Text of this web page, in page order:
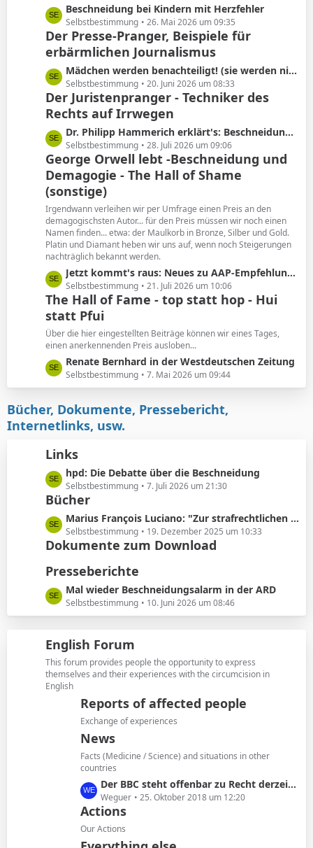
e
L
e
t
z
e
B
e
i
t
r
ä
g
e
Beschneidung bei Kindern mit Herzfehler
Selbstbestimmung 26. Mai 2026 um 09:35
Der Presse-Pranger, Beispiele für
erbärmlichen Journalismus
L
e
t
z
e
B
e
i
t
r
ä
g
e
Mädchen werden benachteiligt! (sie werden nicht beschnitten)
Selbstbestimmung 20. Juni 2026 um 08:33
Der Juristenpranger - Techniker des
Rechts auf Irrwegen
L
e
t
z
t
e
B
e
i
t
r
ä
g
e
Dr. Philipp Hammerich erklärt's: Beschneidung hat keine Spätfolgen!
Selbstbestimmung 28. Juli 2026 um 09:06
George Orwell lebt -Beschneidung und
Demagogie - The Hall of Shame
(sonstige)
Irgendwann verleihen wir per Umfrage einen Preis an den
demagogischsten Autor... für den Preis müssen wir noch einen
Namen finden... etwa: der Maulkorb in Bronze, Silber und Gold.
Platin und Diamant heben wir uns auf, wenn noch Steigerungen
nachträglich bekannt werden.
L
e
t
z
t
e
B
e
i
r
ä
e
Jetzt kommt's raus: Neues zu AAP-Empfehlung von 2012!
Selbstbestimmung 21. Juli 2026 um 10:06
The Hall of Fame - top statt hop - Hui
statt Pfui
Über die hier eingestellten Beiträge können wir eines Tages,
einen anerkennenden Preis ausloben...
L
e
t
t
e
e
i
t
r
ä
g
e
Renate Bernhard in der Westdeutschen Zeitung
Selbstbestimmung 7. Mai 2026 um 09:44
Bücher, Dokumente, Pressebericht,
Internetlinks, usw.
Links
L
e
t
z
t
e
e
t
r
g
hpd: Die Debatte über die Beschneidung
Selbstbestimmung 7. Juli 2026 um 21:30
Bücher
L
e
t
t
e
B
e
t
r
ä
g
Marius François Luciano: "Zur strafrechtlichen Einordnung medizinisch nicht indizierter Eingriffe in die Körpersubstanz von Kindern"
Selbstbestimmung 19. Dezember 2025 um 10:33
Dokumente zum Download
Presseberichte
L
e
t
t
e
B
e
Mal wieder Beschneidungsalarm in der ARD
Selbstbestimmung 10. Juni 2026 um 08:46
English Forum
This forum provides people the opportunity to express
themselves and their experiences with the circumcision in
English
Reports of affected people
Exchange of experiences
News
Facts (Medicine / Science) and situations in other
countries
L
e
t
z
t
Der BBC steht offenbar zu Recht derzeit in der Kritik
Weguer 25. Oktober 2018 um 12:20
Actions
Our Actions